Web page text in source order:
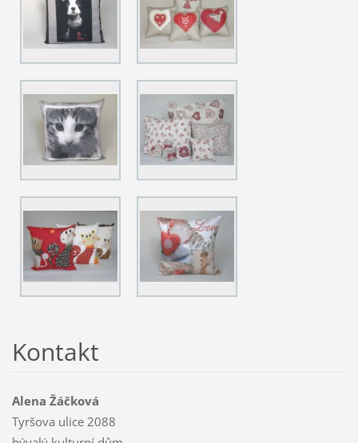
Kontakt
Alena Žáčková
Tyršova ulice 2088